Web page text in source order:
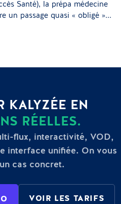
Santé), la prépa médecine
un passage quasi « obligé »...
KALYZÉE EN
RÉELLES.
flux, interactivité, VOD,
interface unifiée. On vous
cas concret.
VOIR LES TARIFS